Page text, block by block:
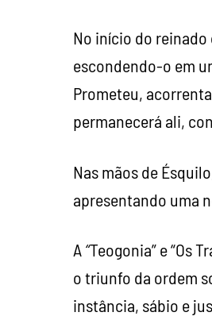
No início do reinado
escondendo-o em
Prometeu,
permanecerá ali,
Nas mãos de
apresentando uma
A“Teogonia” e “Os
o triunfo da ordem
instância, sábio e